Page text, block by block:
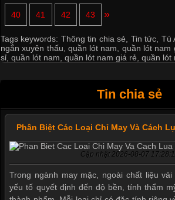
40 41 42 43 »
Tags keywords: Thông tin chia sẻ Tin tức Tú
ngắn xuyên thấu quần lót nam quần lót nam
sỉ quần lót nam quần lót nam giá rẻ quần lót
Tin chia sẻ
Phân Biệt Các Loại Chỉ May Và Cách
Cập nhật 2026-08-07
Trong ngành may mặc, ngoài chất liệu
yếu tố quyết định đến độ bền, tính thẩm